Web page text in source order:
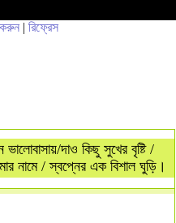
করুন | রিফ্রেস
ভালোবাসায়/দাও কিছু সুখের বৃষ্টি /
নামে / স্বপ্নের এক বিশাল ঘুড়ি।